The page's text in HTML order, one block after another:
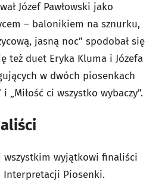
Józef Pawłowski jako
– balonikiem na sznurku,
jasną noc” spodobał się
też duet Eryka Kluma i Józefa
w dwóch piosenkach
„Miłość ci wszystko wybaczy”.
wszystkim wyjątkowi finaliści
Piosenki.